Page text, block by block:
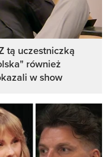
tą uczestniczką
również
w show